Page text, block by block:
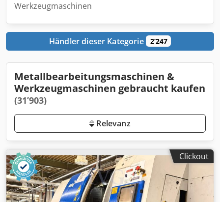
Werkzeugmaschinen
Händler dieser Kategorie 2’247
Metallbearbeitungsmaschinen &
Werkzeugmaschinen gebraucht kaufen
(31’903)
Relevanz
Clickout